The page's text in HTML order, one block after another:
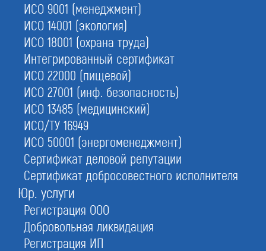
ИСО 9001 (менеджмент)
ИСО 14001 (экология)
ИСО 18001 (охрана труда)
Интегрированный сертификат
ИСО 22000 (пищевой)
ИСО 27001 (инф. безопасность)
ИСО 13485 (медицинский)
ИСО/ТУ 16949
ИСО 50001 (энергоменеджмент)
Сертификат деловой репутации
Сертификат добросовестного исполнителя
Юр. услуги
Регистрация ООО
Добровольная ликвидация
Регистрация ИП
1.Бесплатный аудит
документов
3.Ускоренное внесение
работников в НРС
2. Оформим вам в штат
своих специалистов
4.Проверим на задвоение
ваших сотрудников
С этой услугой часто заказывают:
Специалисты НРС
НРС строителей